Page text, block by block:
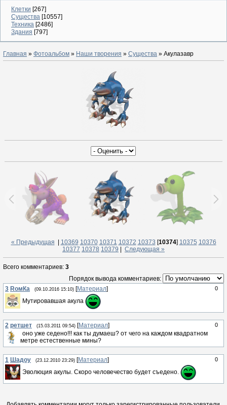
Клетки [267]
Существа [10557]
Техника [2486]
Здания [797]
Главная » Фотоальбом » Наши творения » Существа » Акулазавр
« Предыдущая 10369 10370 10371 10372 10373 [10374] 10375 10376
10377 10378 10379 Следующая »
Всего комментариев: 3
Порядок вывода комментариев:
0
3 RомКа (09.10.2016 15:10) [Материал]
Мутировавшая акула
0
2 ретшет (15.03.2011 09:54) [Материал]
оно уже седено!!! как ты думаеш? от чего на каждом квадратном
метре естественные мины?
0
1 Шадоу (23.12.2010 23:29) [Материал]
Эволюция акулы. Скоро человечество будет съедено.